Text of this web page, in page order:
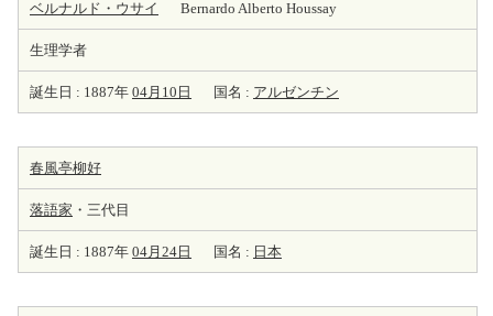
ベルナルド・ウサイ Bernardo Alberto Houssay
生理学者
誕生日 : 1887年 04月10日 国名 : アルゼンチン
春風亭柳好
落語家 ・三代目
誕生日 : 1887年 04月24日 国名 : 日本